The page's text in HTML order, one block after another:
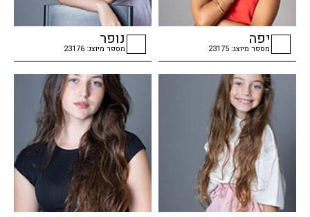
checkbox
יפה
מספר מיוצג: 23175
checkbox
נופר
מספר מיוצג: 23176